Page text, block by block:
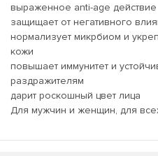
выраженное anti-age действие
защищает от негативного
нормализует микрбиом и
кожи
повышает иммунитет и
раздражителям
дарит роскошный цвет лица
Для мужчин и женщин, для